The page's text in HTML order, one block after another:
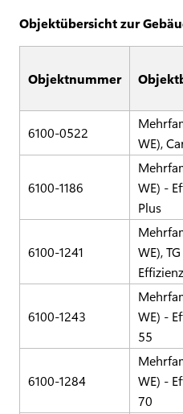
Objektübersicht zur
Objektnummer
6100-0522
WE),
6100-1186
WE) -
Plus
6100-1241
WE),
6100-1243
WE) -
55
6100-1284
WE) -
70